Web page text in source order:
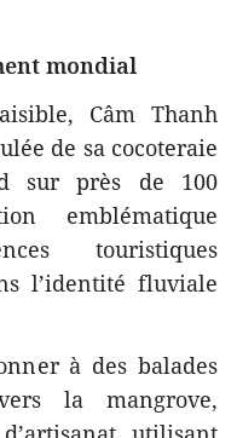
mondial
Câm Thanh
de sa cocoteraie
sur près de 100
emblématique
touristiques
l’identité fluviale
à des balades
la mangrove,